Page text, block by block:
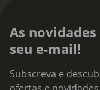
As
seu e-mail!
Subscreva e